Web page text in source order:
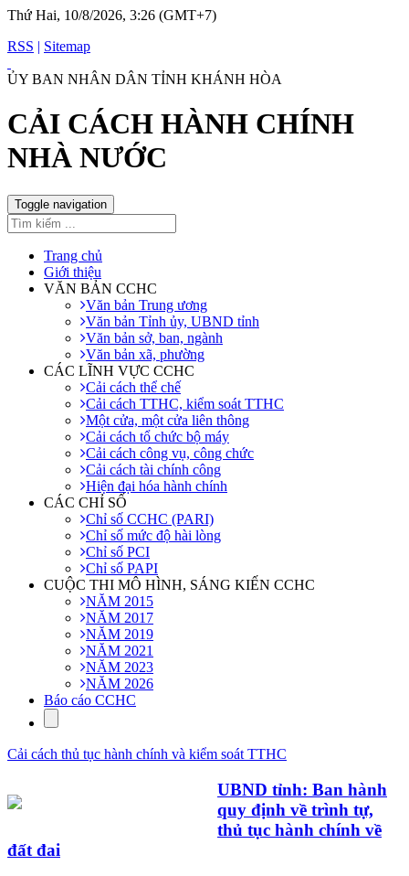
Thứ Hai, 10/8/2026, 3:26 (GMT+7)
RSS | Sitemap
ỦY BAN NHÂN DÂN TỈNH KHÁNH HÒA
CẢI CÁCH HÀNH CHÍNH
NHÀ NƯỚC
Toggle navigation
Trang chủ
Giới thiệu
VĂN BẢN CCHC
Văn bản Trung ương
Văn bản Tỉnh ủy, UBND tỉnh
Văn bản sở, ban, ngành
Văn bản xã, phường
CÁC LĨNH VỰC CCHC
Cải cách thể chế
Cải cách TTHC, kiểm soát TTHC
Một cửa, một cửa liên thông
Cải cách tổ chức bộ máy
Cải cách công vụ, công chức
Cải cách tài chính công
Hiện đại hóa hành chính
CÁC CHỈ SỐ
Chỉ số CCHC (PARI)
Chỉ số mức độ hài lòng
Chỉ số PCI
Chỉ số PAPI
CUỘC THI MÔ HÌNH, SÁNG KIẾN CCHC
NĂM 2015
NĂM 2017
NĂM 2019
NĂM 2021
NĂM 2023
NĂM 2026
Báo cáo CCHC
Cải cách thủ tục hành chính và kiểm soát TTHC
UBND tỉnh: Ban hành
quy định về trình tự,
thủ tục hành chính về
đất đai